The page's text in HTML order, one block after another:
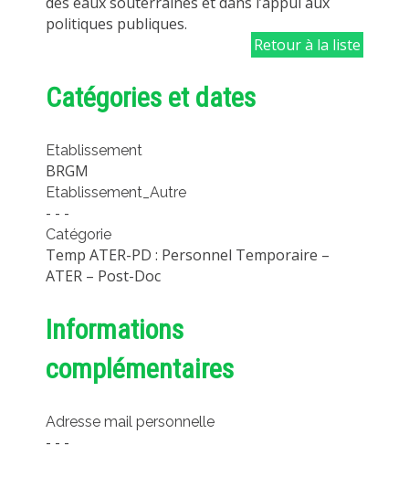
politiques publiques.
Retour à la liste
Catégories et dates
Etablissement
BRGM
Etablissement_Autre
- - -
Catégorie
Temp ATER-PD : Personnel Temporaire –
ATER – Post-Doc
Informations
complémentaires
Adresse mail personnelle
- - -